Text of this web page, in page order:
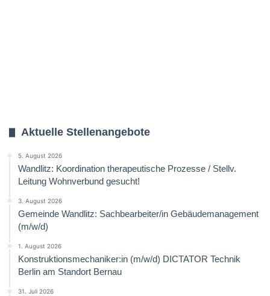
Aktuelle Stellenangebote
5. August 2026
Wandlitz: Koordination therapeutische Prozesse / Stellv.
Leitung Wohnverbund gesucht!
3. August 2026
Gemeinde Wandlitz: Sachbearbeiter/in Gebäudemanagement
(m/w/d)
1. August 2026
Konstruktionsmechaniker:in (m/w/d) DICTATOR Technik
Berlin am Standort Bernau
31. Juli 2026